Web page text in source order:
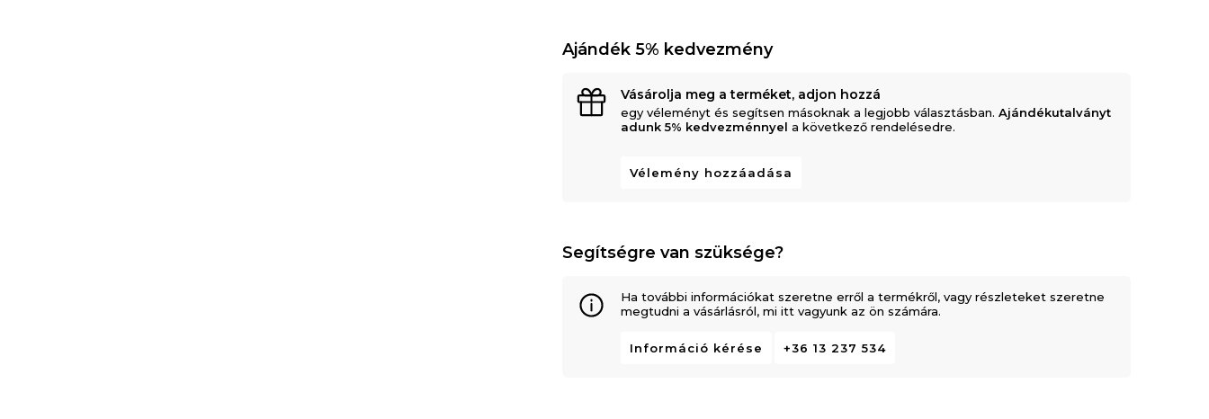
Ajándék 5% kedvezmény
Vásárolja meg a terméket, adjon hozzá
egy véleményt és segítsen másoknak a legjobb választásban.Ajándékutalványt
adunk 5% kedvezménnyel a következő rendelésedre.
Vélemény hozzáadása
Segítségre van szüksége?
Ha további információkat szeretne erről a termékről, vagy részleteket szeretne
megtudni a vásárlásról, mi itt vagyunk az ön számára.
Információ kérése +36 13 237 534